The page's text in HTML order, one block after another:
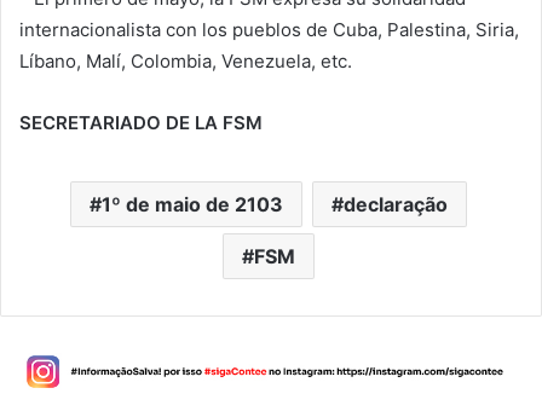
internacionalista con los pueblos de Cuba, Palestina, Siria,
Líbano, Malí, Colombia, Venezuela, etc.
SECRETARIADO DE LA FSM
1º de maio de 2103 declaração
FSM